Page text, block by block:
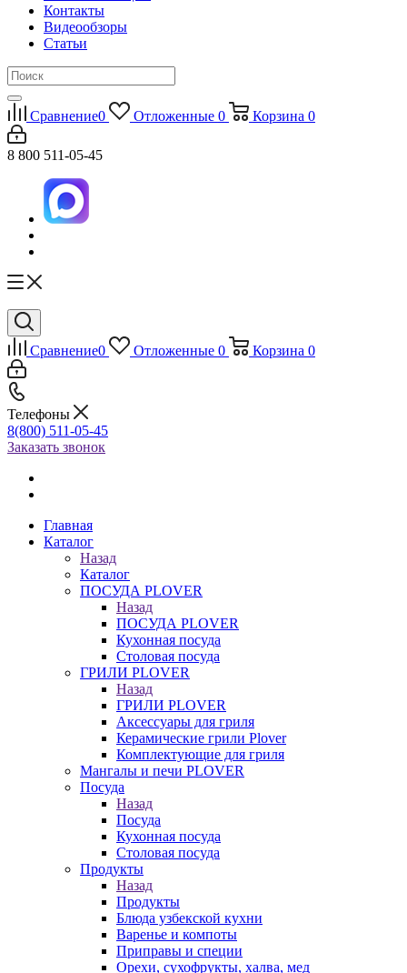
Контакты
Видеообзоры
Статьи
Сравнение0 Отложенные 0 Корзина 0
8 800 511-05-45
Сравнение0 Отложенные 0 Корзина 0
Телефоны
8(800) 511-05-45
Заказать звонок
Главная
Каталог
Назад
Каталог
ПОСУДА PLOVER
Назад
ПОСУДА PLOVER
Кухонная посуда
Столовая посуда
ГРИЛИ PLOVER
Назад
ГРИЛИ PLOVER
Аксессуары для гриля
Керамические грили Plover
Комплектующие для гриля
Мангалы и печи PLOVER
Посуда
Назад
Посуда
Кухонная посуда
Столовая посуда
Продукты
Назад
Продукты
Блюда узбекской кухни
Варенье и компоты
Приправы и специи
Орехи, сухофрукты, халва, мед